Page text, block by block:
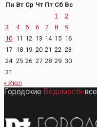
Пн Вт Ср Чт Пт Сб Вс
1
2
3
4 5 6 7 8
9
10 11 12 13 14 15 16
17 18 19 20 21 22 23
24 25 26 27 28 29 30
31
« Июл
Городские Ведомости